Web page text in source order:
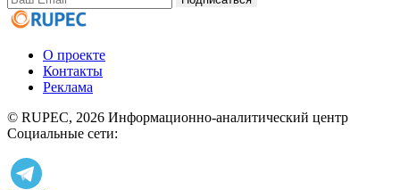
О проекте
Контакты
Реклама
© RUPEC, 2026 Информационно-аналитический центр
Социальные сети: